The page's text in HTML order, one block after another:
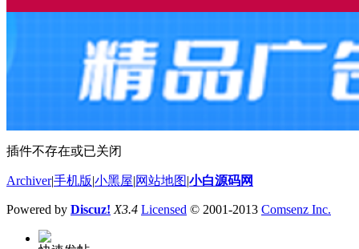
插件不存在或已关闭
Archiver|手机版 小黑屋 网站地图 小白源码网
Powered by Discuz! X3.4 Licensed © 2001-2013 Comsenz Inc.